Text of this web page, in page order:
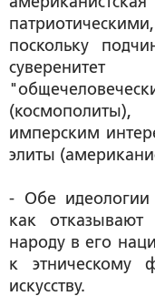
поскольку
имперским
элиты
- Обе идеологии
как отказывают
народу в его
к этническому
искусству.